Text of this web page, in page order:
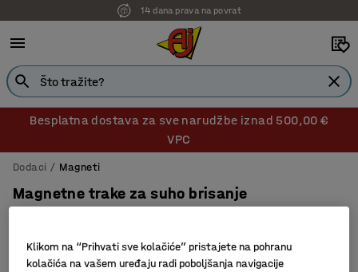
14 dana prava na povrat
Besplatna dostava za sve narudžbe iznad 500,00 €
VPC
Dodaci Magneti
Magnetne trake za suho brisanje
Klikom na “Prihvati sve kolačiće” pristajete na pohranu
kolačića na vašem uređaju radi poboljšanja navigacije